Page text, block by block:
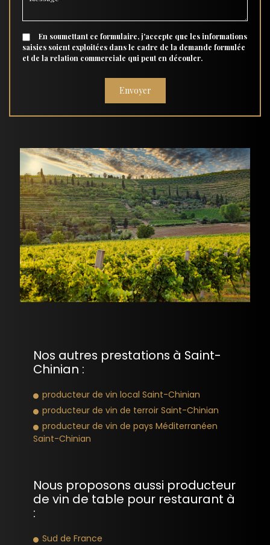
En soumettant ce formulaire, j'accepte que les informations
saisies soient exploitées dans le cadre de la demande formulée
et de la relation commerciale qui peut en découler.
Nos autres prestations à Saint-
Chinian :
producteur de vin local Saint-Chinian
producteur de vin de terroir Saint-Chinian
producteur de vin de pays Méditerranéen
Saint-Chinian
Nous proposons aussi producteur
de vin de table pour restaurant à
:
Sud de France